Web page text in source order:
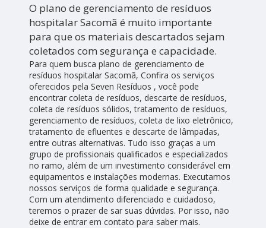
O plano de gerenciamento de resíduos
hospitalar Sacomã é muito importante
para que os materiais descartados sejam
coletados com segurança e capacidade.
Para quem busca plano de gerenciamento de
resíduos hospitalar Sacomã, Confira os serviços
oferecidos pela Seven Resíduos , você pode
encontrar coleta de resíduos, descarte de resíduos,
coleta de resíduos sólidos, tratamento de resíduos,
gerenciamento de resíduos, coleta de lixo eletrônico,
tratamento de efluentes e descarte de lâmpadas,
entre outras alternativas. Tudo isso graças a um
grupo de profissionais qualificados e especializados
no ramo, além de um investimento considerável em
equipamentos e instalações modernas. Executamos
nossos serviços de forma qualidade e segurança.
Com um atendimento diferenciado e cuidadoso,
teremos o prazer de sar suas dúvidas. Por isso, não
deixe de entrar em contato para saber mais.